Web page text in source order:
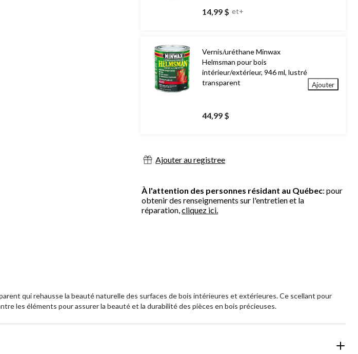
14,99 $ et+
Vernis/uréthane Minwax
Helmsman pour bois
intérieur/extérieur, 946 ml, lustré
transparent
44,99 $
Ajouter
Ajouter au registree
À l'attention des personnes résidant au Québec: pour
obtenir des renseignements sur l'entretien et la
réparation,cliquez ici.
qui rehausse la beauté naturelle des surfaces de bois intérieures et extérieures. Ce scellant pour
les éléments pour assurer la beauté et la durabilité des pièces en bois précieuses.